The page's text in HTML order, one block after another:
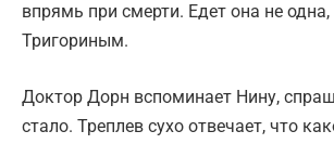
впрямь при смерти. Едет она не
Тригориным.
Доктор Дорн вспоминает Нину,
стало. Треплев сухо отвечает, что